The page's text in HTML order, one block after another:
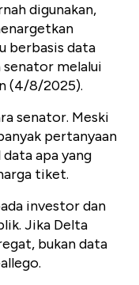
digunakan,
berbasis data
senator melalui
(4/8/2025).
senator. Meski
pertanyaan
apa yang
tiket.
investor dan
Jika Delta
bukan data